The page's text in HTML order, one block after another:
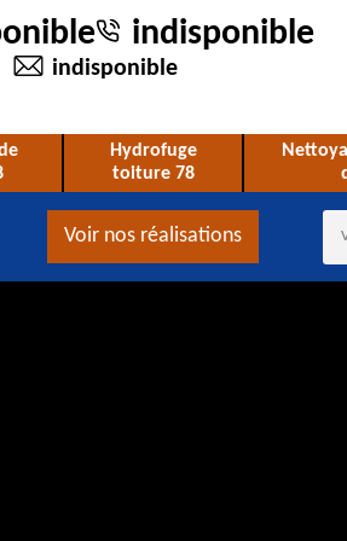
indisponible
indisponible
Hydrofuge
toiture 78
Voir nos réalisations